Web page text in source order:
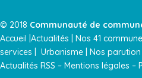
© 2018 Communauté de
Accueil | Actualités Nos 41
services
Urbanisme | Nos parution
Actualités RSS – Mentions légales –